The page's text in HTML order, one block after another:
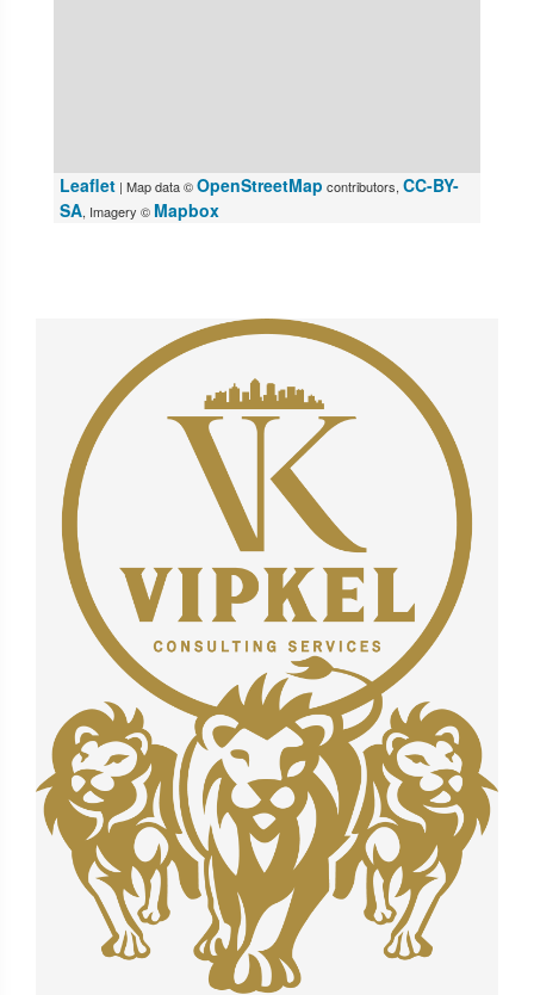
Leaflet | Map data ©OpenStreetMap contributors, CC-BY-
SA, Imagery © Mapbox